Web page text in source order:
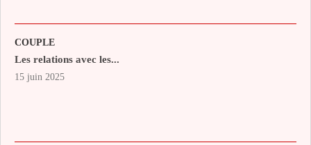
COUPLE
Les relations avec les...
15 juin 2025